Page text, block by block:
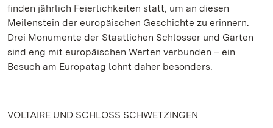
finden jährlich Feierlichkeiten statt, um an diesen
Meilenstein der europäischen Geschichte zu erinnern.
Drei Monumente der Staatlichen Schlösser und Gärten
sind eng mit europäischen Werten verbunden – ein
Besuch am Europatag lohnt daher besonders.
VOLTAIRE UND SCHLOSS SCHWETZINGEN